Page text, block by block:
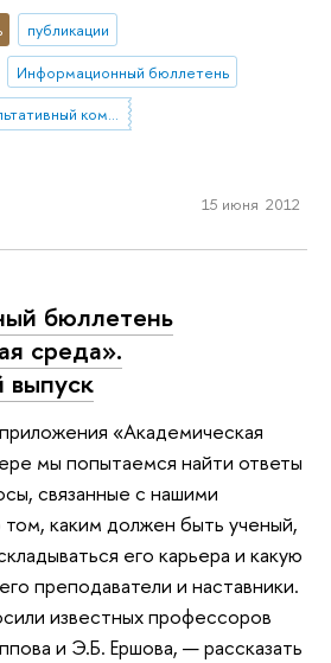
публикации
Информационный бюллетень
Международный консультативный комитет НИУ ВШЭ
15 июня 2012
бюллетень
среда».
«Академическая
мы попытаемся найти ответы
связанные с нашими
каким должен быть ученый,
его карьера и какую
преподаватели и наставники.
известных профессоров
и Э.Б. Ершова, — рассказать